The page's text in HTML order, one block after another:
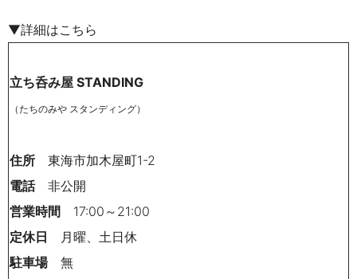
▼詳細はこちら
立ち呑み屋 STANDING
（たちのみや スタンディング）
住所 東海市加木屋町1-2
電話非公開
営業時間 17:00～21:00
定休日 月曜、土日休
駐車場無